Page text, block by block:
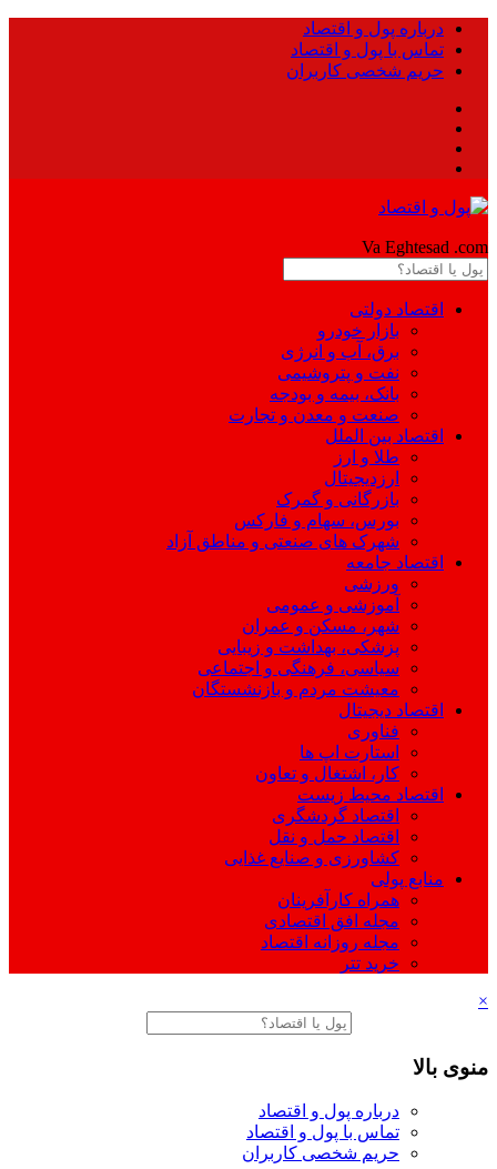
درباره پول و اقتصاد
تماس با پول و اقتصاد
حریم شخصی کاربران
Va Eghtesad .com
اقتصاد دولتی
بازار خودرو
برق، آب و انرژی
نفت و پتروشیمی
بانک، بیمه و بودجه
صنعت و معدن و تجارت
اقتصاد بین الملل
طلا و ارز
ارزدیجیتال
بازرگانی و گمرک
بورس، سهام و فارکس
شهرک های صنعتی و مناطق آزاد
اقتصاد جامعه
ورزشی
آموزشی و عمومی
شهر، مسکن و عمران
پزشکی، بهداشت و زیبایی
سیاسی، فرهنگی و اجتماعی
معیشت مردم و بازنشستگان
اقتصاد دیجیتال
فناوری
استارت اپ ها
کار، اشتغال و تعاون
اقتصاد محیط زیست
اقتصاد گردشگری
اقتصاد حمل و نقل
کشاورزی و صنایع غذایی
منابع پولی
همراه کارآفرینان
مجله افق اقتصادی
مجله روزانه اقتصاد
خرید تتر
×
منوی بالا
درباره پول و اقتصاد
تماس با پول و اقتصاد
حریم شخصی کاربران